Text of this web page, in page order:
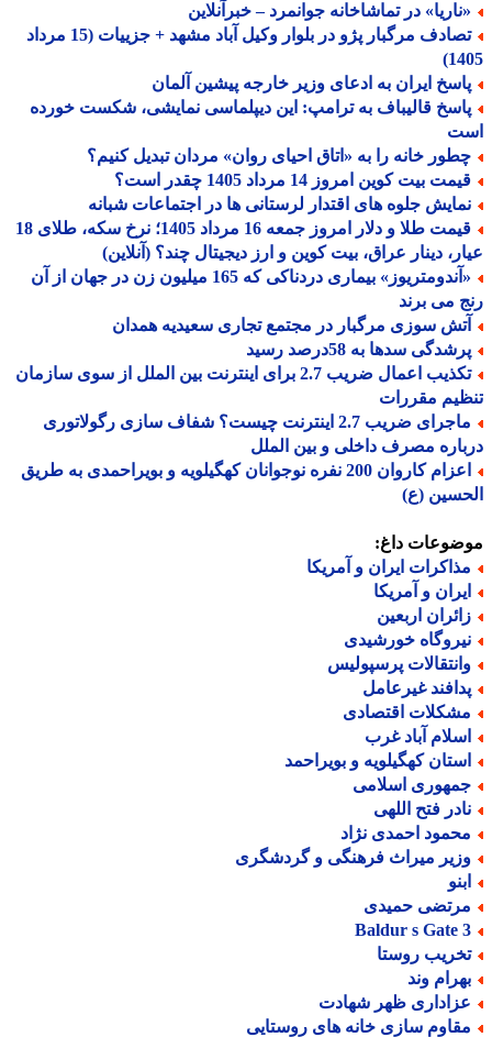
در تماشاخانه جوانمرد – خبرآنلاین
تصادف مرگبار پژو در بلوار وکیل آباد مشهد + جزییات (15 مرداد
ایران به ادعای وزیر خارجه پیشین آلمان
قالیباف به ترامپ: این دیپلماسی نمایشی، شکست خورده
خانه را به «اتاق احیای روان» مردان تبدیل کنیم؟
بیت کوین امروز 14 مرداد 1405 چقدر است؟
جلوه های اقتدار لرستانی ها در اجتماعات شبانه
قیمت طلا و دلار امروز جمعه 16 مرداد 1405؛ نرخ سکه، طلای 18
دینار عراق، بیت کوین و ارز دیجیتال چند؟ (آنلاین)
«آندومتریوز» بیماری دردناکی که 165 میلیون زن در جهان از آن
می برند
سوزی مرگبار در مجتمع تجاری سعیدیه همدان
سدها به 58درصد رسید
تکذیب اعمال ضریب 2.7 برای اینترنت بین الملل از سوی سازمان
مقررات
ماجرای ضریب 2.7 اینترنت چیست؟ شفاف سازی رگولاتوری
مصرف داخلی و بین الملل
اعزام کاروان 200 نفره نوجوانان کهگیلویه و بویراحمدی به طریق
(ع)
داغ:
ایران و آمریکا
و آمریکا
اربعین
خورشیدی
پرسپولیس
غیرعامل
اقتصادی
آباد غرب
کهگیلویه و بویراحمد
اسلامی
فتح اللهی
احمدی نژاد
میراث فرهنگی و گردشگری
حمیدی
Baldur s Gate
روستا
وند
ظهر شهادت
سازی خانه های روستایی